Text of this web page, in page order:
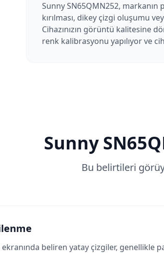
Sunny SN65QMN252, markanın
kırılması, dikey çizgi oluşumu
Cihazınızın görüntü kalitesine
renk kalibrasyonu yapılıyor ve
Sunny
Bu belirtileri
ekranında beliren yatay çizgiler, genellikle